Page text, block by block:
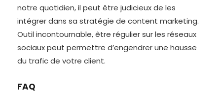
notre quotidien, il peut être judicieux de les
intégrer dans sa stratégie de content marketing.
Outil incontournable, être régulier sur les réseaux
sociaux peut permettre d’engendrer une hausse
du trafic de votre client.
FAQ